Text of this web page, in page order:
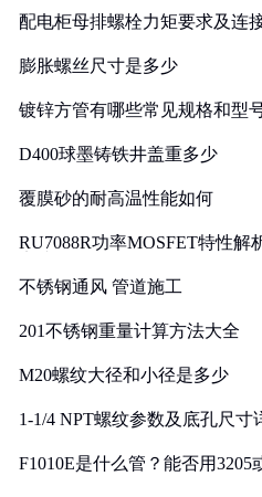
配电柜母排螺栓力矩要求及连
膨胀螺丝尺寸是多少
镀锌方管有哪些常见规格和型
D400球墨铸铁井盖重多少
覆膜砂的耐高温性能如何
RU7088R功率MOSFET特性解
不锈钢通风 管道施工
201不锈钢重量计算方法大全
M20螺纹大径和小径是多少
1-1/4 NPT螺纹参数及底孔尺寸
F1010E是什么管？能否用3205